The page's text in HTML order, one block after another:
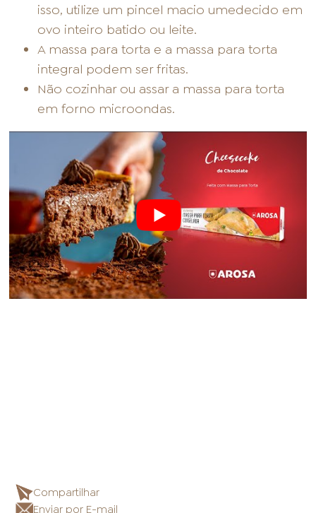
isso, utilize um pincel macio umedecido em
ovo inteiro batido ou leite.
A massa para torta e a massa para torta
integral podem ser fritas.
Não cozinhar ou assar a massa para torta
em forno microondas.
Compartilhar
Enviar por E-mail